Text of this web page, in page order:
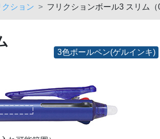
クション フリクションボール3 スリム（
3色ボールペン(ゲルインキ)